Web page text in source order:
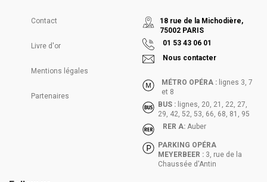
Contact
Livre d'or
Mentions légales
Partenaires
18 rue de la Michodière,
75002 PARIS
01 53 43 06 01
Nous contacter
MÉTRO OPÉRA : lignes 3, 7
et 8
BUS : lignes, 20, 21, 22, 27,
29, 42, 52, 53, 66, 68, 81, 95
RER A: Auber
PARKING OPÉRA
MEYERBEER : 3, rue de la
Chaussée d'Antin